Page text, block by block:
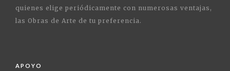
quienes elige periódicamente con numerosas ventajas,
las Obras de Arte de tu preferencia.
APOYO